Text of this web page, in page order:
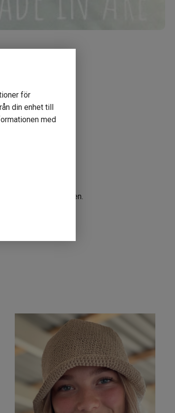
för
din enhet till
med
ställe i källaren igen.